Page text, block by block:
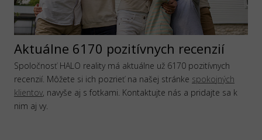
Aktuálne 6170 pozitívnych recenzií
Spoločnosť HALO reality má aktuálne už 6170 pozitívnych
recenzií. Môžete si ich pozrieť na našej stránke spokojných
klientov, navyše aj s fotkami. Kontaktujte nás a pridajte sa k
nim aj vy.